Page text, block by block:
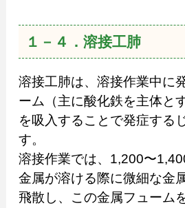
１－４．溶接工肺
溶接工肺は、溶接作業中に
ーム（主に酸化鉄を主体と
を吸入することで発症する
す。
溶接作業では、1,200〜
金属が溶ける際に微細な金
飛散し、この金属フューム